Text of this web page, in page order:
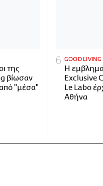
της
βίωσαν
"μέσα"
GOOD LIVING
Η
Exclusive
Le Labo
Αθήνα